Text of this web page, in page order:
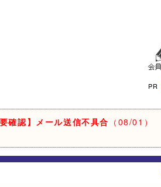
PR
確認】メール送信不具合 （08/01）